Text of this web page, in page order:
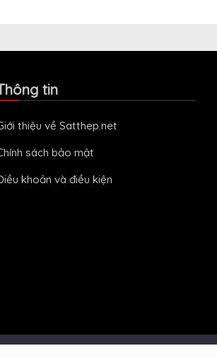
tin
thiệu về Satthep.net
sách bảo mật
khoản và điều kiện